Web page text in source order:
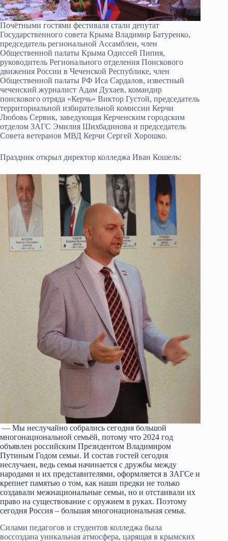
Почётными гостями фестиваля стали депутат
Государственного совета Крыма Владимир Батуренко,
председатель региональной Ассамблеи, член
Общественной палаты Крыма Одиссей Пипия,
руководитель Регионального отделения Поискового
движения России в Чеченской Республике, член
Общественной палаты РФ Иса Сардалов, известный
чеченский журналист Адам Духаев, командир
поискового отряда «Керчь» Виктор Густой, председатель
территориальной избирательной комиссии Керчи
Любовь Сервик, заведующая Керченским городским
отделом ЗАГС Эмилия Шихбадинова и председатель
Совета ветеранов МВД Керчи Сергей Хорошко.
Праздник открыл директор колледжа Иван Кошель:
— Мы неслучайно собрались сегодня большой
многонациональной семьёй, потому что 2024 год
объявлен российским Президентом Владимиром
Путиным Годом семьи. И состав гостей сегодня
неслучаен, ведь семья начинается с дружбы между
народами и их представителями, оформляется в ЗАГСе и
крепнет памятью о том, как наши предки не только
создавали межнациональные семьи, но и отстаивали их
право на существование с оружием в руках. Поэтому
сегодня Россия – большая многонациональная семья.
Силами педагогов и студентов колледжа была
воссоздана уникальная атмосфера, царящая в крымских